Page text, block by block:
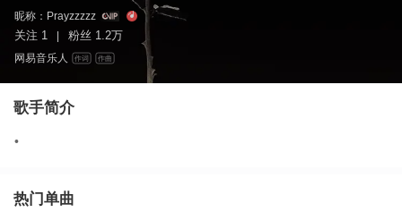
昵称： Prayzzzzz
关注 1 粉丝 1.2万
网易音乐人 作词 作曲
歌手简介
•
热门单曲